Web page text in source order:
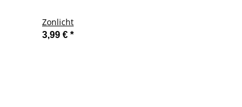
Zonlicht
3,99 € *